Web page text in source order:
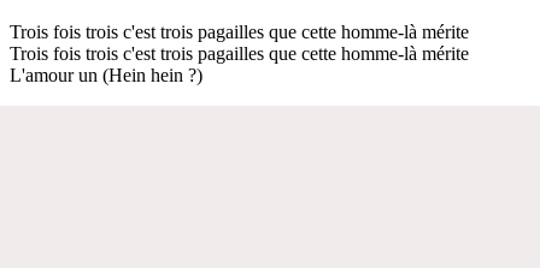
Trois fois trois c'est trois pagailles que cette homme-là mérite
Trois fois trois c'est trois pagailles que cette homme-là mérite
L'amour un (Hein hein ?)